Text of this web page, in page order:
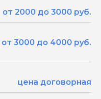
от 2000 до 3000 руб.
от 3000 до 4000 руб.
цена договорная